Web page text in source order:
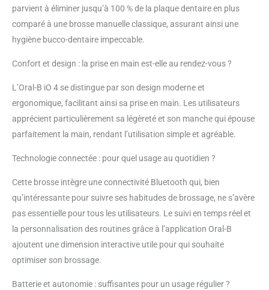
parvient à éliminer jusqu’à 100 % de la plaque dentaire en plus
comparé à une brosse manuelle classique, assurant ainsi une
hygiène bucco-dentaire impeccable.
Confort et design : la prise en main est-elle au rendez-vous ?
L’Oral-B iO 4 se distingue par son design moderne et
ergonomique, facilitant ainsi sa prise en main. Les utilisateurs
apprécient particulièrement sa légèreté et son manche qui épouse
parfaitement la main, rendant l’utilisation simple et agréable.
Technologie connectée : pour quel usage au quotidien ?
Cette brosse intègre une connectivité Bluetooth qui, bien
qu’intéressante pour suivre ses habitudes de brossage, ne s’avère
pas essentielle pour tous les utilisateurs. Le suivi en temps réel et
la personnalisation des routines grâce à l’application Oral-B
ajoutent une dimension interactive utile pour qui souhaite
optimiser son brossage.
Batterie et autonomie : suffisantes pour un usage régulier ?